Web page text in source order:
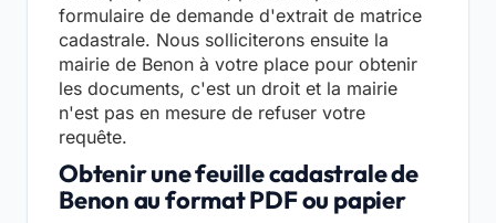
formulaire de demande d'extrait de matrice
cadastrale. Nous solliciterons ensuite la
mairie de Benon à votre place pour obtenir
les documents, c'est un droit et la mairie
n'est pas en mesure de refuser votre
requête.
Obtenir une feuille cadastrale de
Benon au format PDF ou papier